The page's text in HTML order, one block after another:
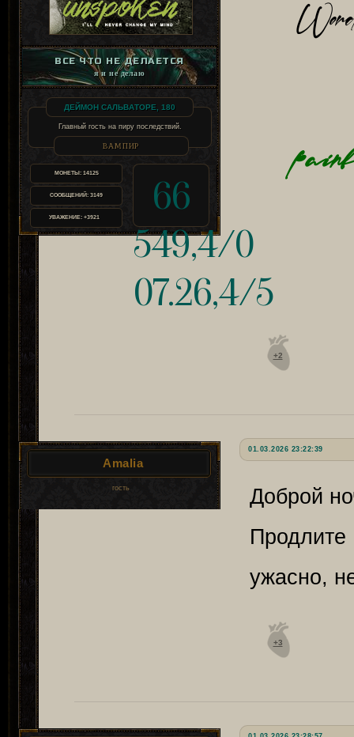
ВСЕ ЧТО НЕ ДЕЛАЕТСЯ
я и не делаю
ДЕЙМОН САЛЬВАТОРЕ, 180
Главный гость на пиру последствий.
ВАМПИР
МОНЕТЫ:14125
СООБЩЕНИЙ: 3149
УВАЖЕНИЕ: +3921
66
549,4/0
07.26,4/5
+2
01.03.2026 23:22:39
Amalia
гость
Доброй
ужасно,
+3